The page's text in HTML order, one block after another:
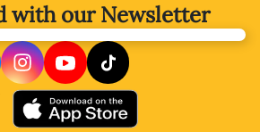
withour Newsletter